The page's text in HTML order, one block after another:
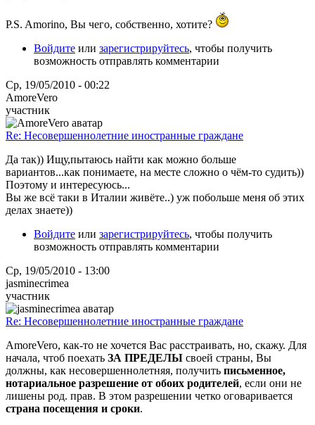
P.S. Amorino, Вы чего, собственно, хотите?
Войдите или зарегистрируйтесь, чтобы получить
возможность отправлять комментарии
Ср, 19/05/2010 - 00:22
AmoreVero
участник
Re: Несовершеннолетние иностранные граждане
Да так)) Ищу,пытаюсь найти как можно больше
вариантов...как понимаете, на месте сложно о чём-то судить))
Поэтому и интересуюсь...
Вы же всё таки в Италии живёте..) уж побольше меня об этих
делах знаете))
Войдите или зарегистрируйтесь, чтобы получить
возможность отправлять комментарии
Ср, 19/05/2010 - 13:00
jasminecrimea
участник
Re: Несовершеннолетние иностранные граждане
AmoreVero, как-то не хочется Вас расстраивать, но, скажу. Для
начала, чтоб поехать ЗА ПРЕДЕЛЫ своей страны, Вы
должны, как несовершеннолетняя, получить письменное,
нотариальное разрешение от обоих родителей, если они не
лишены род. прав. В этом разрешении четко оговаривается
страна посещения и сроки.